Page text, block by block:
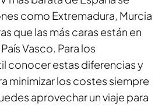
como Extremadura, Murcia
que las más caras están en
Vasco. Para los
conocer estas diferencias y
minimizar los costes siempre
aprovechar un viaje para